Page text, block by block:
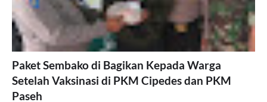
Paket Sembako di Bagikan Kepada Warga
Setelah Vaksinasi di PKM Cipedes dan PKM
Paseh